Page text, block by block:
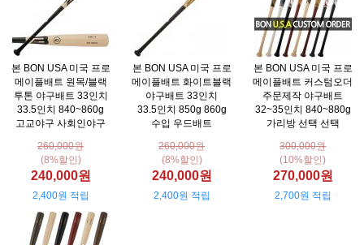
본 BON USA 미국 프로
메이플배트 원목/블랙
투톤 야구배트 33인치
33.5인치 840~860g
고교야구 사회인야구
260,000원
(8%할인)
240,000원
2,400원 적립
본 BON USA 미국 프로
메이플배트 화이트블랙
야구배트 33인치
33.5인치 850g 860g
수입 우드배트
260,000원
(8%할인)
240,000원
2,400원 적립
본 BON USA 미국 프로
메이플배트 커스텀오더
주문제작 야구배트
32~35인치 840~880g
가리방 선택 선택
300,000원
(10%할인)
270,000원
2,700원 적립